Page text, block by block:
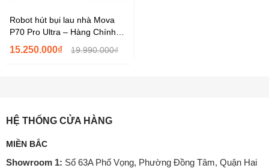
Robot hút bụi lau nhà Mova
P70 Pro Ultra – Hàng Chính
Hãng
15.250.000₫ 19.990.000₫
HỆ THỐNG CỬA HÀNG
MIỀN BẮC
Showroom 1: Số 63A Phố Vọng, Phường Đồng Tâm, Quận Hai